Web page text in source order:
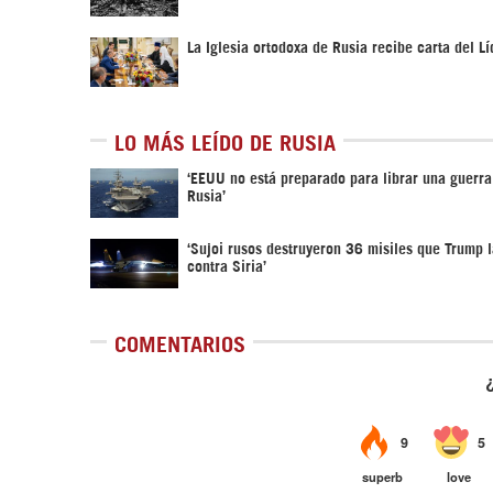
La Iglesia ortodoxa de Rusia recibe carta del
LO MÁS LEÍDO DE RUSIA
‘EEUU no está preparado para librar una
Rusia’
‘Sujoi rusos destruyeron 36 misiles que Trump
contra Siria’
COMENTARIOS